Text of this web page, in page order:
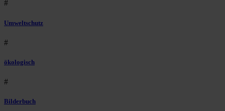
#
Umweltschutz
#
ökologisch
#
Bilderbuch